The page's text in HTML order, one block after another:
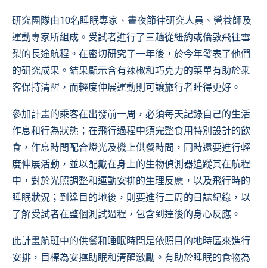
研究團隊由10名睡眠專家、晝夜節律研究人員、營養師及
運動專家所組成。受試者進行了三趟從紐約或倫敦飛往雪
梨的長途航程。在密切研究了一年後，於今年發表了他們
的研究成果。結果顯示含有辣椒和巧克力的菜單有助於乘
客保持清醒，而輕度伸展運動則可讓旅行者睡得更好。
參加計畫的乘客在出發前一周，必須每天記錄自己的生活
作息和行為狀態；在飛行過程中須完整食用特別設計的飲
食，作息時間配合燈光及機上供餐時間，同時還要進行輕
度伸展活動，並以配戴在身上的生物偵測器追蹤其在航程
中，對於光照調整和運動安排的生理反應，以及飛行時的
睡眠狀況；到達目的地後，則要進行二周的日誌紀錄，以
了解受試者在整個測試過程，包含到達後的身心反應。
此計畫航班中的供餐和睡眠時間是依照目的地時區來進行
安排，目標為安撫助眠和清醒激勵。有助於睡眠的食物為